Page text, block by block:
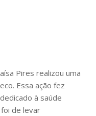
Pires realizou uma
Essa ação fez
à saúde
de levar